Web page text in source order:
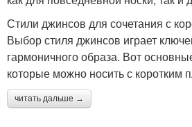
Стили джинсов для сочетания с
Выбор стиля джинсов играет
гармоничного образа. Вот
которые можно носить с коротким
читать дальше →